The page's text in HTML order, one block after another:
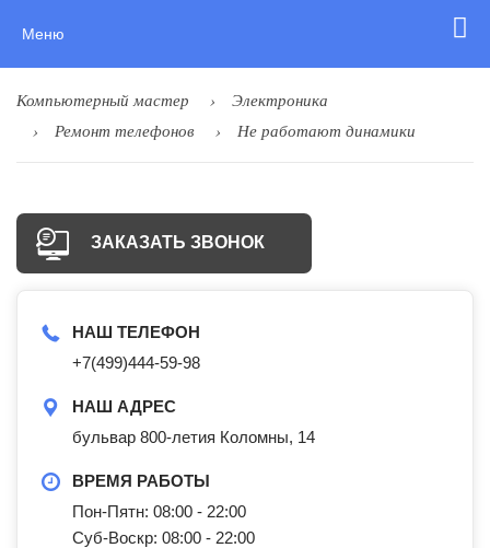
Меню
Компьютерный мастер
Электроника
Ремонт телефонов
Не работают динамики
ЗАКАЗАТЬ ЗВОНОК
НАШ ТЕЛЕФОН
+7(499)444-59-98
НАШ АДРЕС
бульвар 800-летия Коломны, 14
ВРЕМЯ РАБОТЫ
Пон-Пятн: 08:00 - 22:00
Суб-Воскр: 08:00 - 22:00